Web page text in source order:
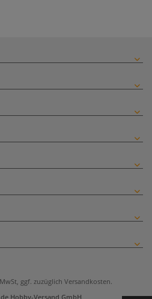
ggf. zuzüglich Versandkosten.
Hobby-Versand GmbH